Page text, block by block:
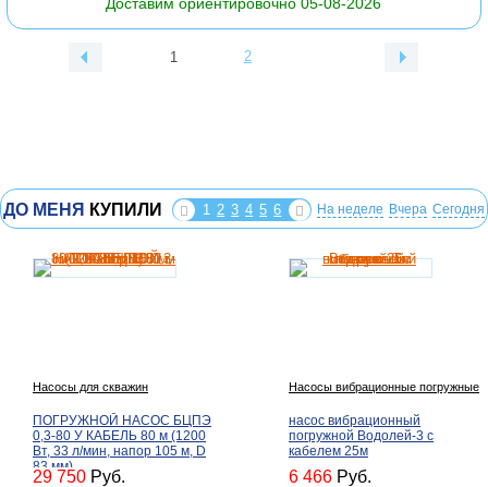
1 2
ДО МЕНЯ КУПИЛИ 1 2 3 4 5 6 На неделе Вчера Сегодня
Насосы для скважин
ПОГРУЖНОЙ НАСОС БЦПЭ
0,3-80 У КАБЕЛЬ 80 м (1200
Вт, 33 л/мин, напор 105 м, D
83 мм)
29 750 Руб.
Насосы вибрационные погружные
насос вибрационный
погружной Водолей-3 с
кабелем 25м
6 466 Руб.